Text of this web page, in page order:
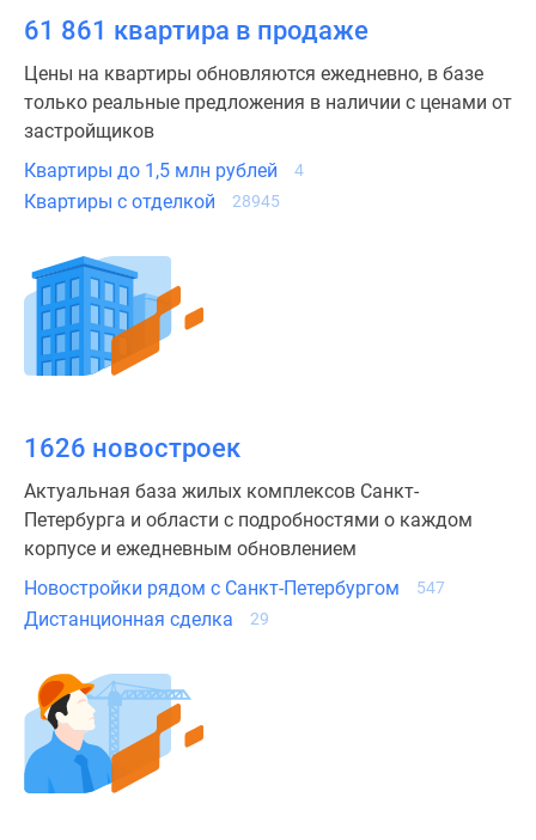
комнатные
более
Готовые
комнатные
Военная
ипотека
Покупателю
Петербурга
Видеообзор
новостроек
Семейная
Аналитика
рынка
новостроек
комнатные
Субсидированная
застройщиком
61 861 квартира в продаже
Цены на квартиры обновляются ежедневно, в базе
только реальные предложения в наличии с ценами от
застройщиков
Квартиры до 1,5 млн рублей
4
Квартиры с отделкой 28945
1626 новостроек
Актуальная база жилых комплексов Санкт-
Петербурга и области с подробностями о каждом
корпусе и ежедневным обновлением
Новостройки рядом с Санкт-Петербургом
547
Дистанционная сделка 29